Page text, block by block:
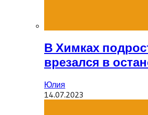
В Химках
врезался в
Юлия
14.07.2023